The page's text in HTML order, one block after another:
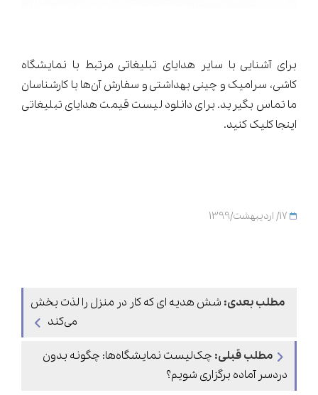
برای آشنایی با سایر هدایای تبلیغاتی مرتبط با نمایشگاه
کاشی، سرامیک و چینی بهداشتی و سفارش آن‌ها با کارشناسان
ما تماس بگیرید. برای دانلود لیست قیمت هدایای تبلیغاتی
اینجا کلیک کنید.
مطلب بعدی: شش هدیه ای که کار در منزل را لذت بخش
می‌کند
مطلب قبلی: چک‌لیست نمایشگاه‌ها: چگونه بدون
دردسر آماده برگزاری شویم؟